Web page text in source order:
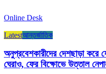
Online Desk
Latestআন্তর্জাতিক
অনুপ্রবেশকারীদের দেশছাড়া করে
ঘেরাও, ফের বিক্ষোভে উত্তাল